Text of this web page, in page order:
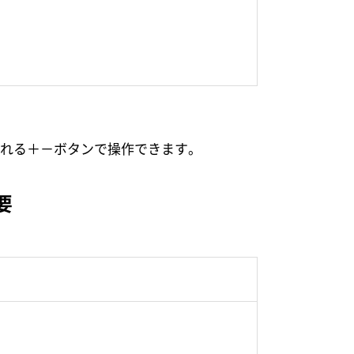
る＋－ボタンで操作できます。